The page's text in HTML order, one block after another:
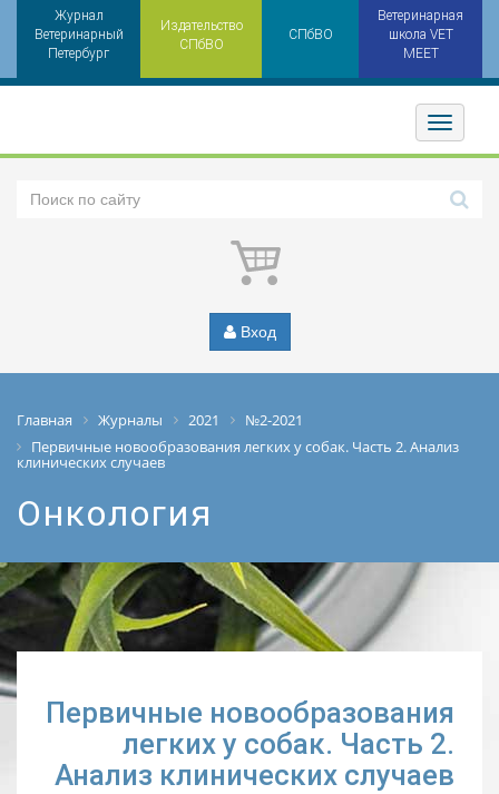
Журнал
Ветеринарный
Петербург
Издательство
СПбВО
СПбВО
Ветеринарная
школа VET
MEET
Toggler
Вход
Главная Журналы 2021
№2-2021
Первичные новообразования легких у собак. Часть 2. Анализ
клинических случаев
Онкология
Первичные новообразования
легких у собак. Часть 2.
Анализ клинических случаев